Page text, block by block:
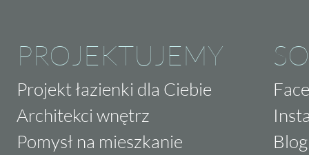
PROJEKTUJEMY
Projekt łazienki dla Ciebie
Architekci wnętrz
Pomysł na mieszkanie
Blog